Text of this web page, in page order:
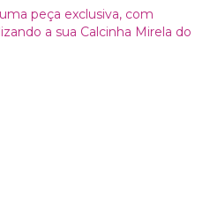
peça exclusiva, com
a sua Calcinha Mirela do